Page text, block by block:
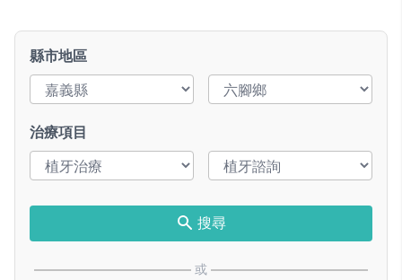
縣市地區
治療項目
搜尋
或